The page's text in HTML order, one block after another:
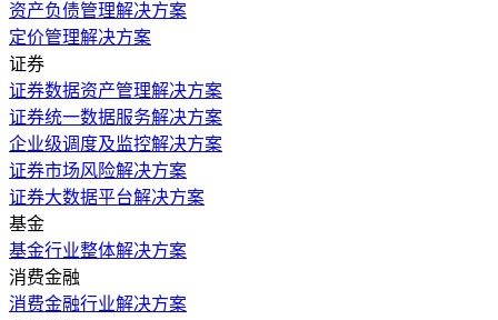
资产负债管理解决方案
定价管理解决方案
证券
证券数据资产管理解决方案
证券统一数据服务解决方案
企业级调度及监控解决方案
证券市场风险解决方案
证券大数据平台解决方案
基金
基金行业整体解决方案
消费金融
消费金融行业解决方案